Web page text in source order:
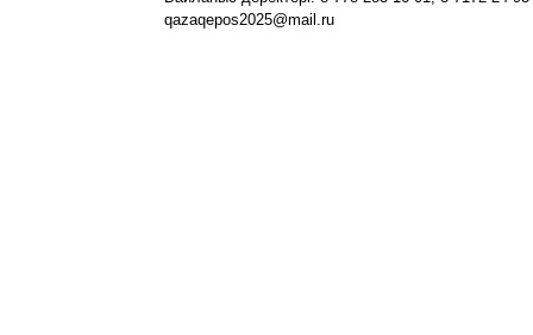
qazaqepos2025@mail.ru